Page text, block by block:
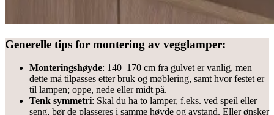
Generelle tips for montering av vegglamper:
Monteringshøyde: 140–170 cm fra gulvet er vanlig, men
dette må tilpasses etter bruk og møblering, samt hvor festet er
til lampen; oppe, nede eller midt på.
Tenk symmetri: Skal du ha to lamper, f.eks. ved speil eller
seng, bør de plasseres i samme høyde og avstand. Eller ønsker